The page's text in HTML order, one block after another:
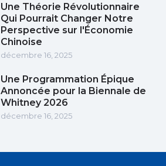
Une Théorie Révolutionnaire
Qui Pourrait Changer Notre
Perspective sur l'Économie
Chinoise
décembre 16, 2025
Une Programmation Épique
Annoncée pour la Biennale de
Whitney 2026
décembre 16, 2025